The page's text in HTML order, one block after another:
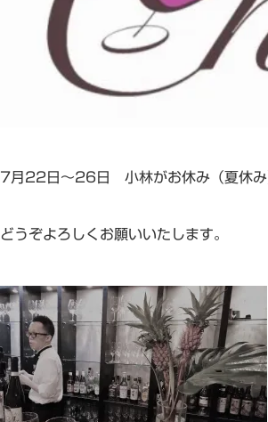
7月22日～26日 小林がお休み（夏休み
どうぞよろしくお願いいたします。